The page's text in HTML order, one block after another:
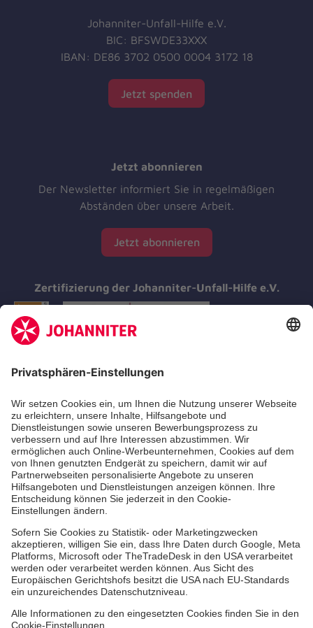
Johanniter-Unfall-Hilfe e.V.
BIC: BFSWDE33XXX
IBAN: DE86 3702 0500 0004 3172 18
Jetzt spenden
Jetzt abonnieren
Der Newsletter informiert Sie in regelmäßigen
Abständen über unsere Arbeit.
Jetzt abonnieren
Zertifizierung der Johanniter-Unfall-Hilfe e.V.
Aus- & Fortbildung
Erste-Hilfe-Kurse
Jobs & Ehrenamt
Freiwilligendienst
Spendenprojekte
Johanniter-Jugend
Einrichtungen